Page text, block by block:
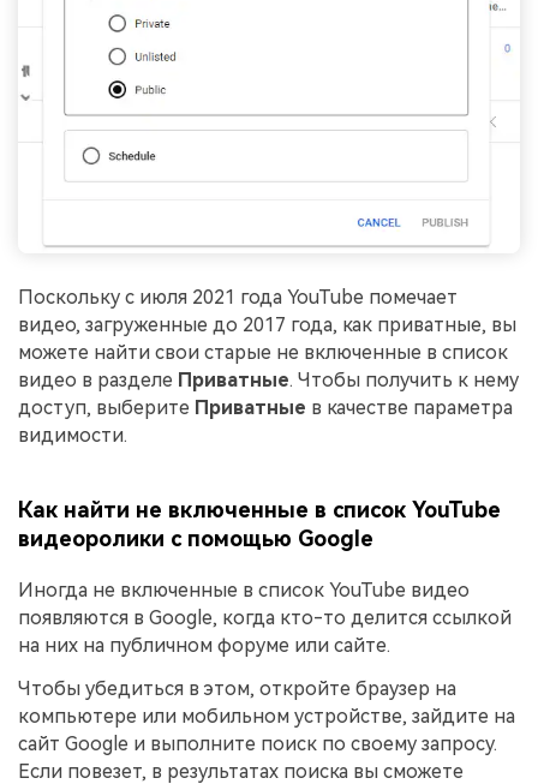
Поскольку с июля 2021 года YouTube помечает
видео, загруженные до 2017 года, как приватные, вы
можете найти свои старые не включенные в список
видео в разделе Приватные. Чтобы получить к нему
доступ, выберите Приватные в качестве параметра
видимости.
Как найти не включенные в список YouTube
видеоролики с помощью Google
Иногда не включенные в список YouTube видео
появляются в Google, когда кто-то делится ссылкой
на них на публичном форуме или сайте.
Чтобы убедиться в этом, откройте браузер на
компьютере или мобильном устройстве, зайдите на
сайт Google и выполните поиск по своему запросу.
Если повезет, в результатах поиска вы сможете